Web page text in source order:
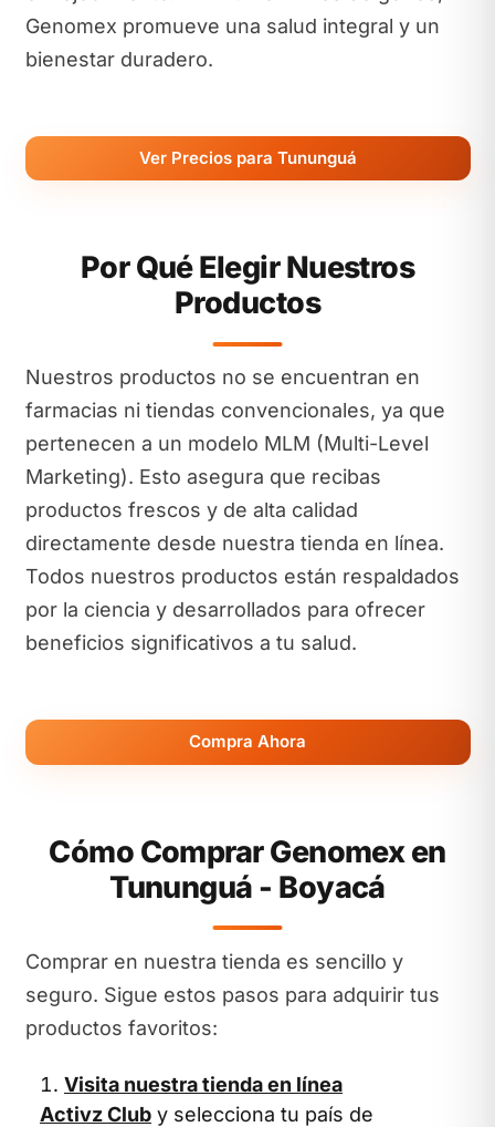
Genomex promueve una salud integral y un
bienestar duradero.
Ver Precios para Tununguá
Por Qué Elegir Nuestros
Productos
Nuestros productos no se encuentran en
farmacias ni tiendas convencionales, ya que
pertenecen a un modelo MLM (Multi-Level
Marketing). Esto asegura que recibas
productos frescos y de alta calidad
directamente desde nuestra tienda en línea.
Todos nuestros productos están respaldados
por la ciencia y desarrollados para ofrecer
beneficios significativos a tu salud.
Compra Ahora
Cómo Comprar Genomex en
Tununguá - Boyacá
Comprar en nuestra tienda es sencillo y
seguro. Sigue estos pasos para adquirir tus
productos favoritos:
Visita nuestra tienda en línea
Activz Club y selecciona tu país de